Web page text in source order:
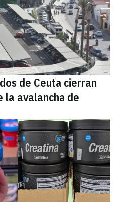
de Ceuta cierran
la avalancha de